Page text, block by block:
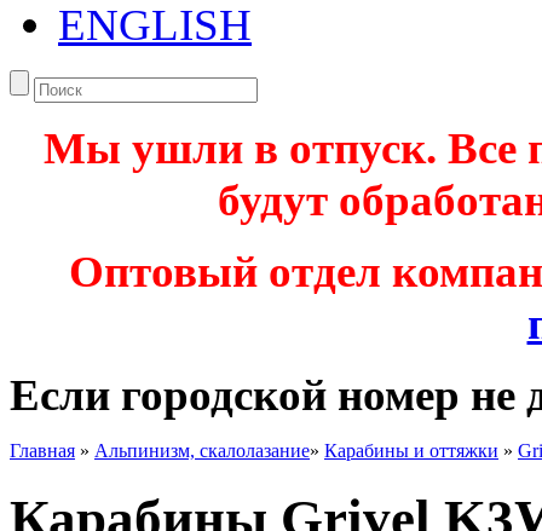
ENGLISH
Мы ушли в отпуск. Все
будут
Оптовый отдел
Если городской номер не
Главная » Альпинизм, скалолазание» Карабины и оттяжки »